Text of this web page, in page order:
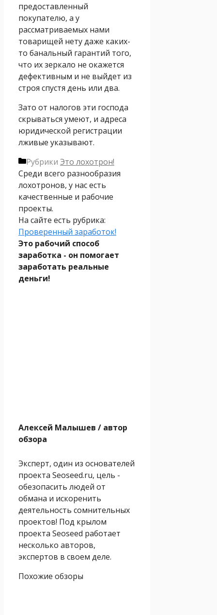
предоставленный
покупателю, а у
рассматриваемых нами
товарищей нету даже каких-
то банальный гарантий того,
что их зеркало не окажется
дефективным и не выйдет из
строя спустя день или два.
Зато от налогов эти господа
скрываться умеют, и адреса
юридической регистрации
лживые указывают.
Рубрики Это лохотрон!
Среди всего разнообразия
лохотронов, у нас есть
качественные и рабочие
проекты.
На сайте есть рубрика:
Проверенный заработок!
Это рабочий способ
заработка - он помогает
заработать реальные
деньги!
Алексей Малышев / автор
обзора
Эксперт, один из основателей
проекта Seoseed.ru, цель -
обезопасить людей от
обмана и искоренить
деятельность сомнительных
проектов! Под крылом
проекта Seoseed работает
несколько авторов,
экспертов в своем деле.
Похожие обзоры